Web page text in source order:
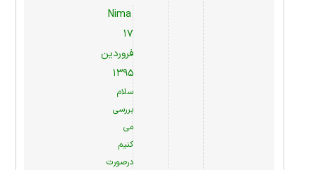
Nima
۱۷
فروردین
۱۳۹۵
سلام
بررسی
می
کنیم
درصورت